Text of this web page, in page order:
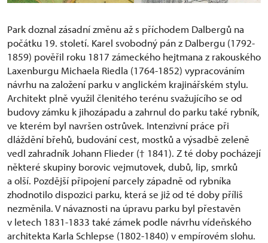
Park doznal zásadní změnu až s příchodem Dalbergů na
počátku 19. století. Karel svobodný pán z Dalbergu (1792-
1859) pověřil roku 1817 zámeckého hejtmana z rakouského
Laxenburgu Michaela Riedla (1764-1852) vypracováním
návrhu na založení parku v anglickém krajinářském stylu.
Architekt plně využil členitého terénu svažujícího se od
budovy zámku k jihozápadu a zahrnul do parku také rybník,
ve kterém byl navršen ostrůvek. Intenzivní práce při
dláždění břehů, budování cest, mostků a výsadbě zeleně
vedl zahradník Johann Flieder († 1841). Z té doby pocházejí
některé skupiny borovic vejmutovek, dubů, lip, smrků
a olší. Pozdější připojení parcely západně od rybníka
zhodnotilo dispozici parku, která se již od té doby příliš
nezměnila. V návaznosti na úpravu parku byl přestavěn
v letech 1831-1833 také zámek podle návrhu vídeňského
architekta Karla Schlepse (1802-1840) v empírovém slohu.